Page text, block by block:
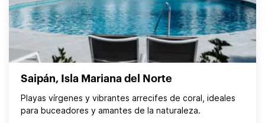
Saipán, Isla Mariana del Norte
Playas vírgenes y vibrantes arrecifes de coral, ideales
para buceadores y amantes de la naturaleza.